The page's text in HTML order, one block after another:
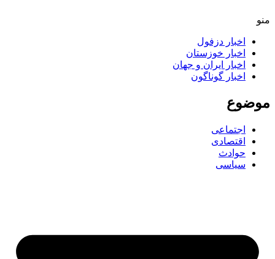
اخبار دزفول
اخبار خوزستان
اخبار ایران و جهان
اخبار گوناگون
اجتماعی
اقتصادی
حوادث
سیاسی